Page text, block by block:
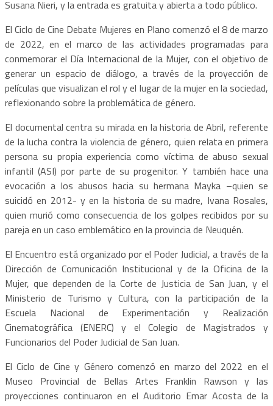
Susana Nieri, y la entrada es gratuita y abierta a todo público.
El Ciclo de Cine Debate Mujeres en Plano comenzó el 8 de marzo
de 2022, en el marco de las actividades programadas para
conmemorar el Día Internacional de la Mujer, con el objetivo de
generar un espacio de diálogo, a través de la proyección de
películas que visualizan el rol y el lugar de la mujer en la sociedad,
reflexionando sobre la problemática de género.
El documental centra su mirada en la historia de Abril, referente
de la lucha contra la violencia de género, quien relata en primera
persona su propia experiencia como víctima de abuso sexual
infantil (ASI) por parte de su progenitor. Y también hace una
evocación a los abusos hacia su hermana Mayka –quien se
suicidó en 2012- y en la historia de su madre, Ivana Rosales,
quien murió como consecuencia de los golpes recibidos por su
pareja en un caso emblemático en la provincia de Neuquén.
El Encuentro está organizado por el Poder Judicial, a través de la
Dirección de Comunicación Institucional y de la Oficina de la
Mujer, que dependen de la Corte de Justicia de San Juan, y el
Ministerio de Turismo y Cultura, con la participación de la
Escuela Nacional de Experimentación y Realización
Cinematográfica (ENERC) y el Colegio de Magistrados y
Funcionarios del Poder Judicial de San Juan.
El Ciclo de Cine y Género comenzó en marzo del 2022 en el
Museo Provincial de Bellas Artes Franklin Rawson y las
proyecciones continuaron en el Auditorio Emar Acosta de la